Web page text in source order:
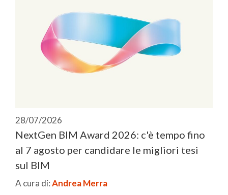
28/07/2026
NextGen BIM Award 2026: c'è tempo fino
al 7 agosto per candidare le migliori tesi
sul BIM
A cura di:Andrea Merra